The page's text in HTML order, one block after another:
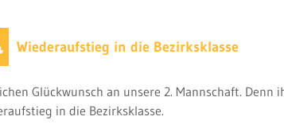
Wiederaufstieg in die Bezirksklasse
Glückwunsch an unsere 2. Mannschaft. Denn
in die Bezirksklasse.